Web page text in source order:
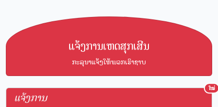
ແຈ້ງການເຫດສຸກເສີນ
ກະລຸນາແຈ້ງໃຫ້ພວກເຮົາຊາບ
ແຈ້ງການ
ໃໝ່